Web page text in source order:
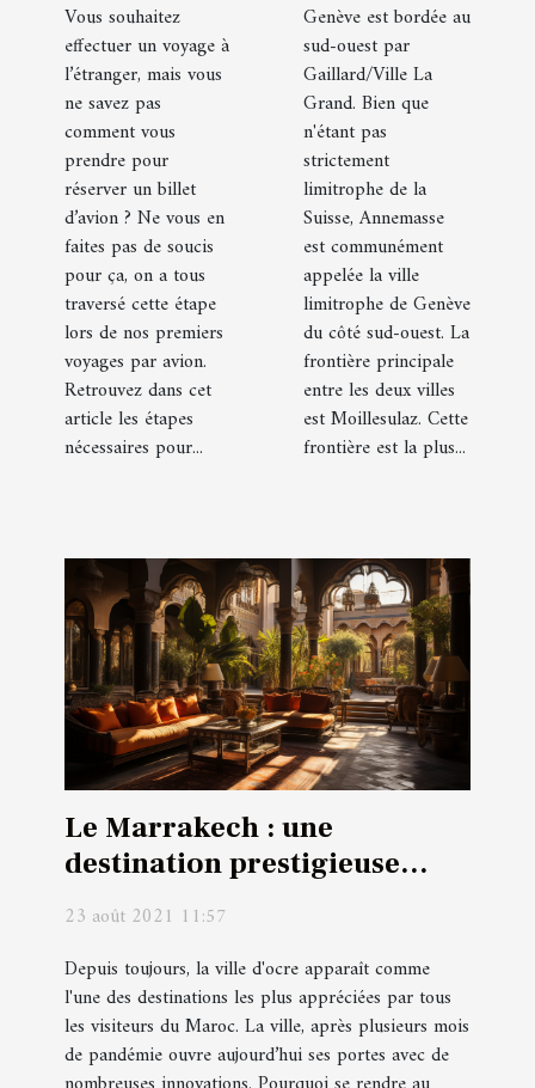
Vous souhaitez
effectuer un voyage à
l’étranger, mais vous
ne savez pas
comment vous
prendre pour
réserver un billet
d’avion ? Ne vous en
faites pas de soucis
pour ça, on a tous
traversé cette étape
lors de nos premiers
voyages par avion.
Retrouvez dans cet
article les étapes
nécessaires pour...
Genève est bordée au
sud-ouest par
Gaillard/Ville La
Grand. Bien que
n'étant pas
strictement
limitrophe de la
Suisse, Annemasse
est communément
appelée la ville
limitrophe de Genève
du côté sud-ouest. La
frontière principale
entre les deux villes
est Moillesulaz. Cette
frontière est la plus...
Le Marrakech : une
destination prestigieuse
pour un séjour prestigieux
23 août 2021 11:57
Depuis toujours, la ville d'ocre apparaît comme
l'une des destinations les plus appréciées par tous
les visiteurs du Maroc. La ville, après plusieurs mois
de pandémie ouvre aujourd’hui ses portes avec de